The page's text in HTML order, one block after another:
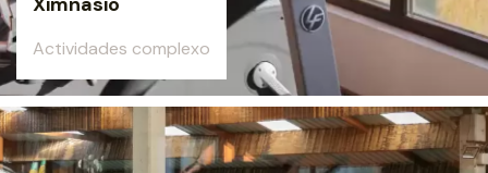
Actividades complexo